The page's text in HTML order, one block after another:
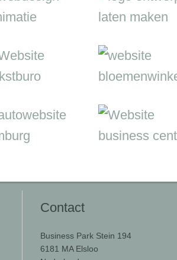
Contact
Business Park Stein 194
6181 MA Elsloo